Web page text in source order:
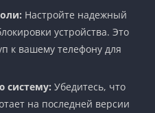
Настройте надежный
устройства. Это
к вашему телефону для
систему: Убедитесь, что
на последней версии